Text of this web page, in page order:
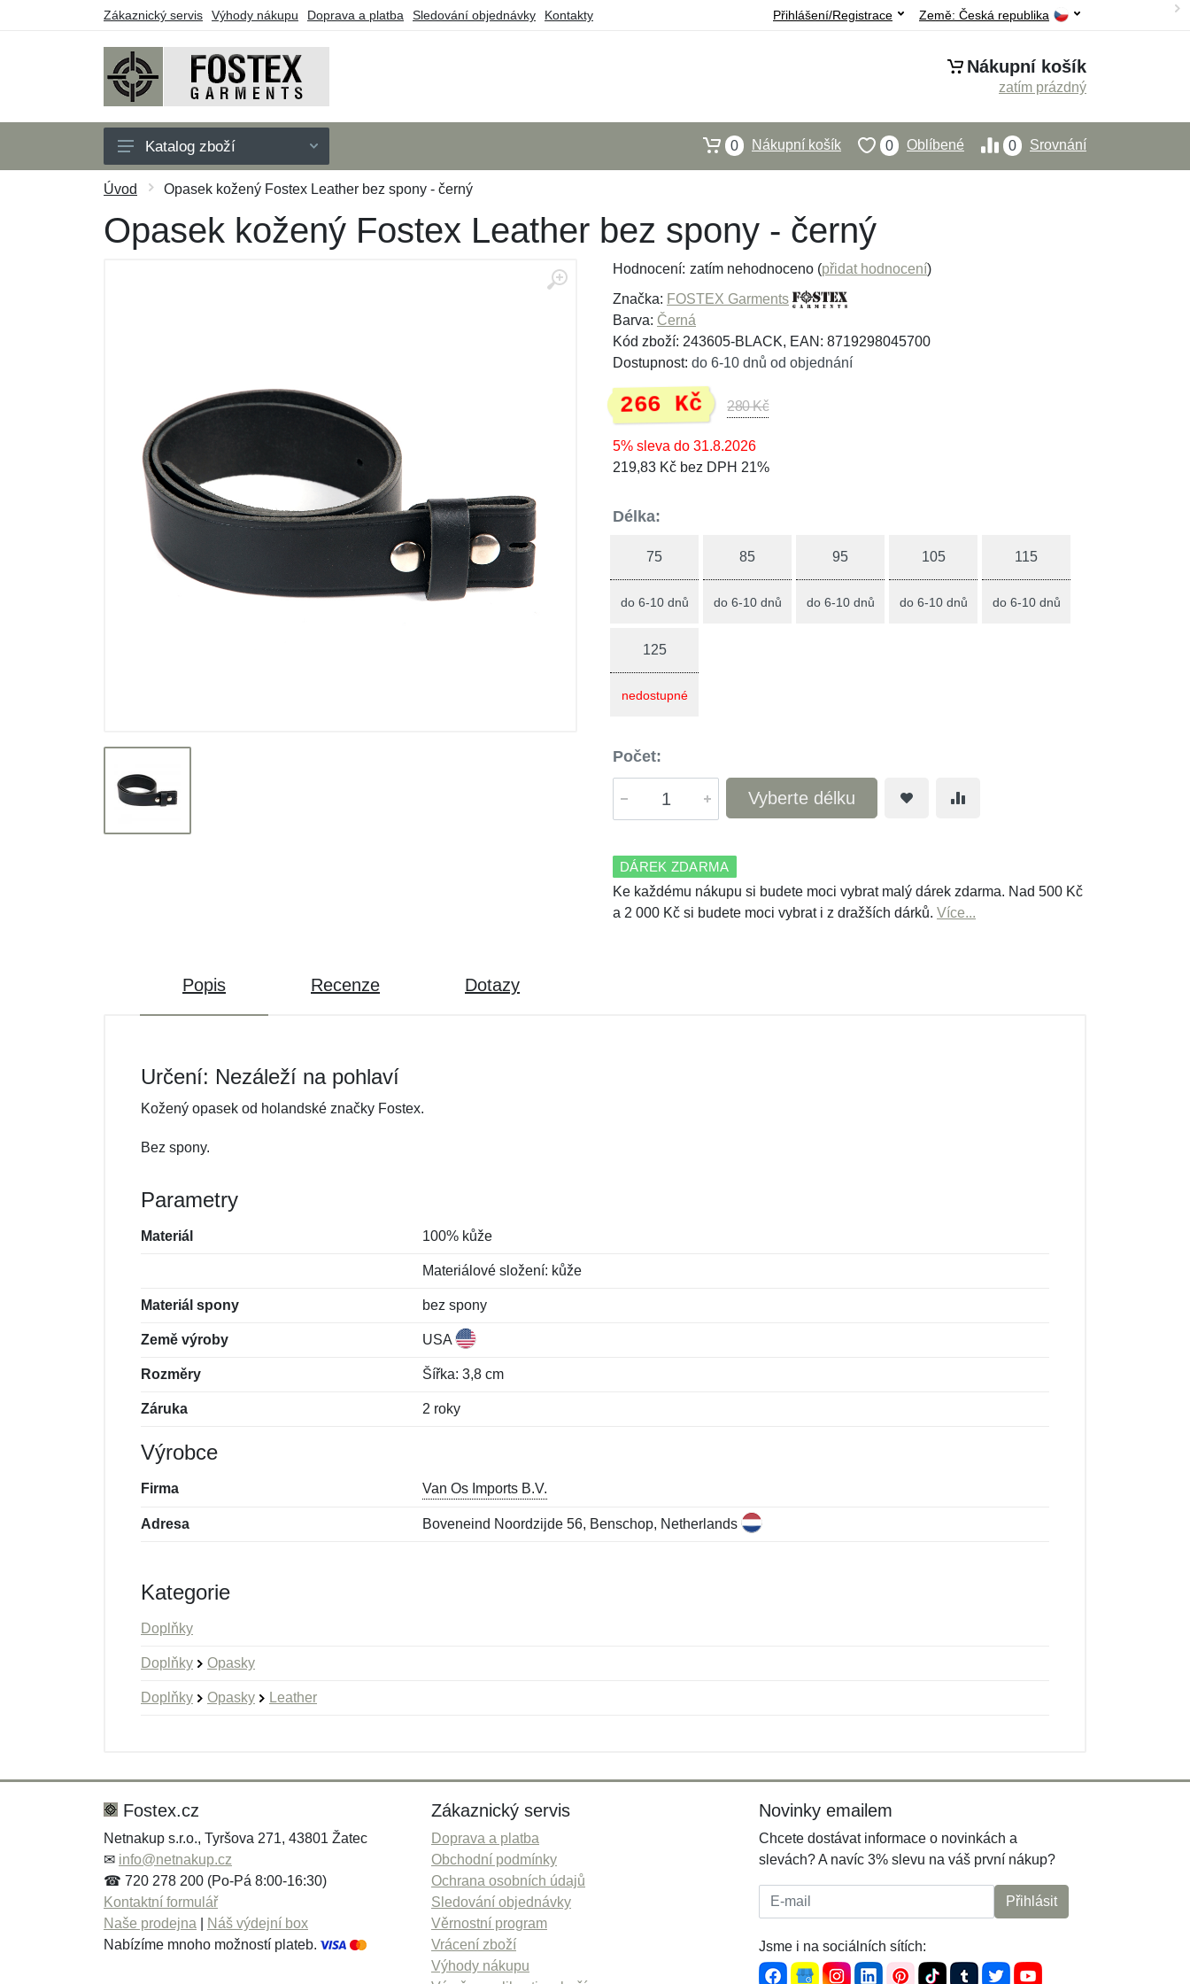
Zákaznický servis Výhody nákupu Doprava a platba Sledování objednávky Kontakty Země: Česká republika
Přihlášení/Registrace
Nákupní košík
zatím prázdný
Pánské
Dětské
Doplňky
Výprodej
Katalog zboží 0 Srovnání
0 Oblíbené
0 Nákupní košík
Úvod Opasek kožený Fostex Leather bez spony - černý
Opasek kožený Fostex Leather bez spony - černý
Hodnocení: zatím nehodnoceno (přidat hodnocení)
Značka: FOSTEX Garments
Barva: Černá
Kód zboží: 243605-BLACK, EAN: 8719298045700
Dostupnost: do 6-10 dnů od objednání
266 Kč 280 Kč
5% sleva do 31.8.2026
219,83 Kč bez DPH 21%
Délka:
75
do 6-10 dnů
85
do 6-10 dnů
95
do 6-10 dnů
105
do 6-10 dnů
115
do 6-10 dnů
125
nedostupné
Počet:
Vyberte délku
DÁREK ZDARMA
Ke každému nákupu si budete moci vybrat malý dárek zdarma. Nad 500 Kč
a 2 000 Kč si budete moci vybrat i z dražších dárků. Více...
Popis Recenze Dotazy
Určení: Nezáleží na pohlaví
Kožený opasek od holandské značky Fostex.
Bez spony.
Parametry
Materiál 100% kůže
Materiálové složení: kůže
Materiál spony bez spony
Země výroby USA
Rozměry Šířka: 3,8 cm
Záruka 2 roky
Výrobce
Firma Van Os Imports B.V.
Adresa Boveneind Noordzijde 56, Benschop, Netherlands
Kategorie
Doplňky
Doplňky Opasky
Doplňky Opasky Leather
Zpráva*
Zpráva*
Fostex.cz
Netnakup s.r.o., Tyršova 271, 43801 Žatec
✉ info@netnakup.cz
☎ 720 278 200 (Po-Pá 8:00-16:30)
Kontaktní formulář
Naše prodejna
Náš výdejní box
Nabízíme mnoho možností plateb.
Zákaznický servis
Doprava a platba
Obchodní podmínky
Ochrana osobních údajů
Sledování objednávky
Věrnostní program
Vrácení zboží
Výhody nákupu
Novinky emailem
Chcete dostávat informace o novinkách a
slevách? A navíc 3% slevu na váš první nákup?
E-mail: Přihlásit
Jsme i na sociálních sítích: